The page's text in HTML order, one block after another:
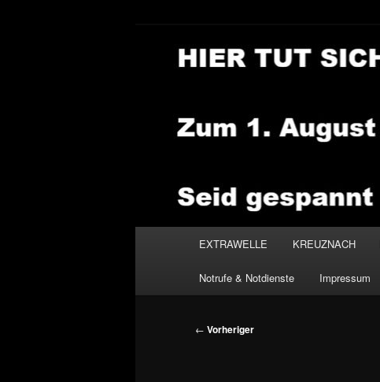
EXTRAWELLE KREUZNACH
Notrufe & Notdienste Impressum
Beitragsnavigation
← Vorheriger